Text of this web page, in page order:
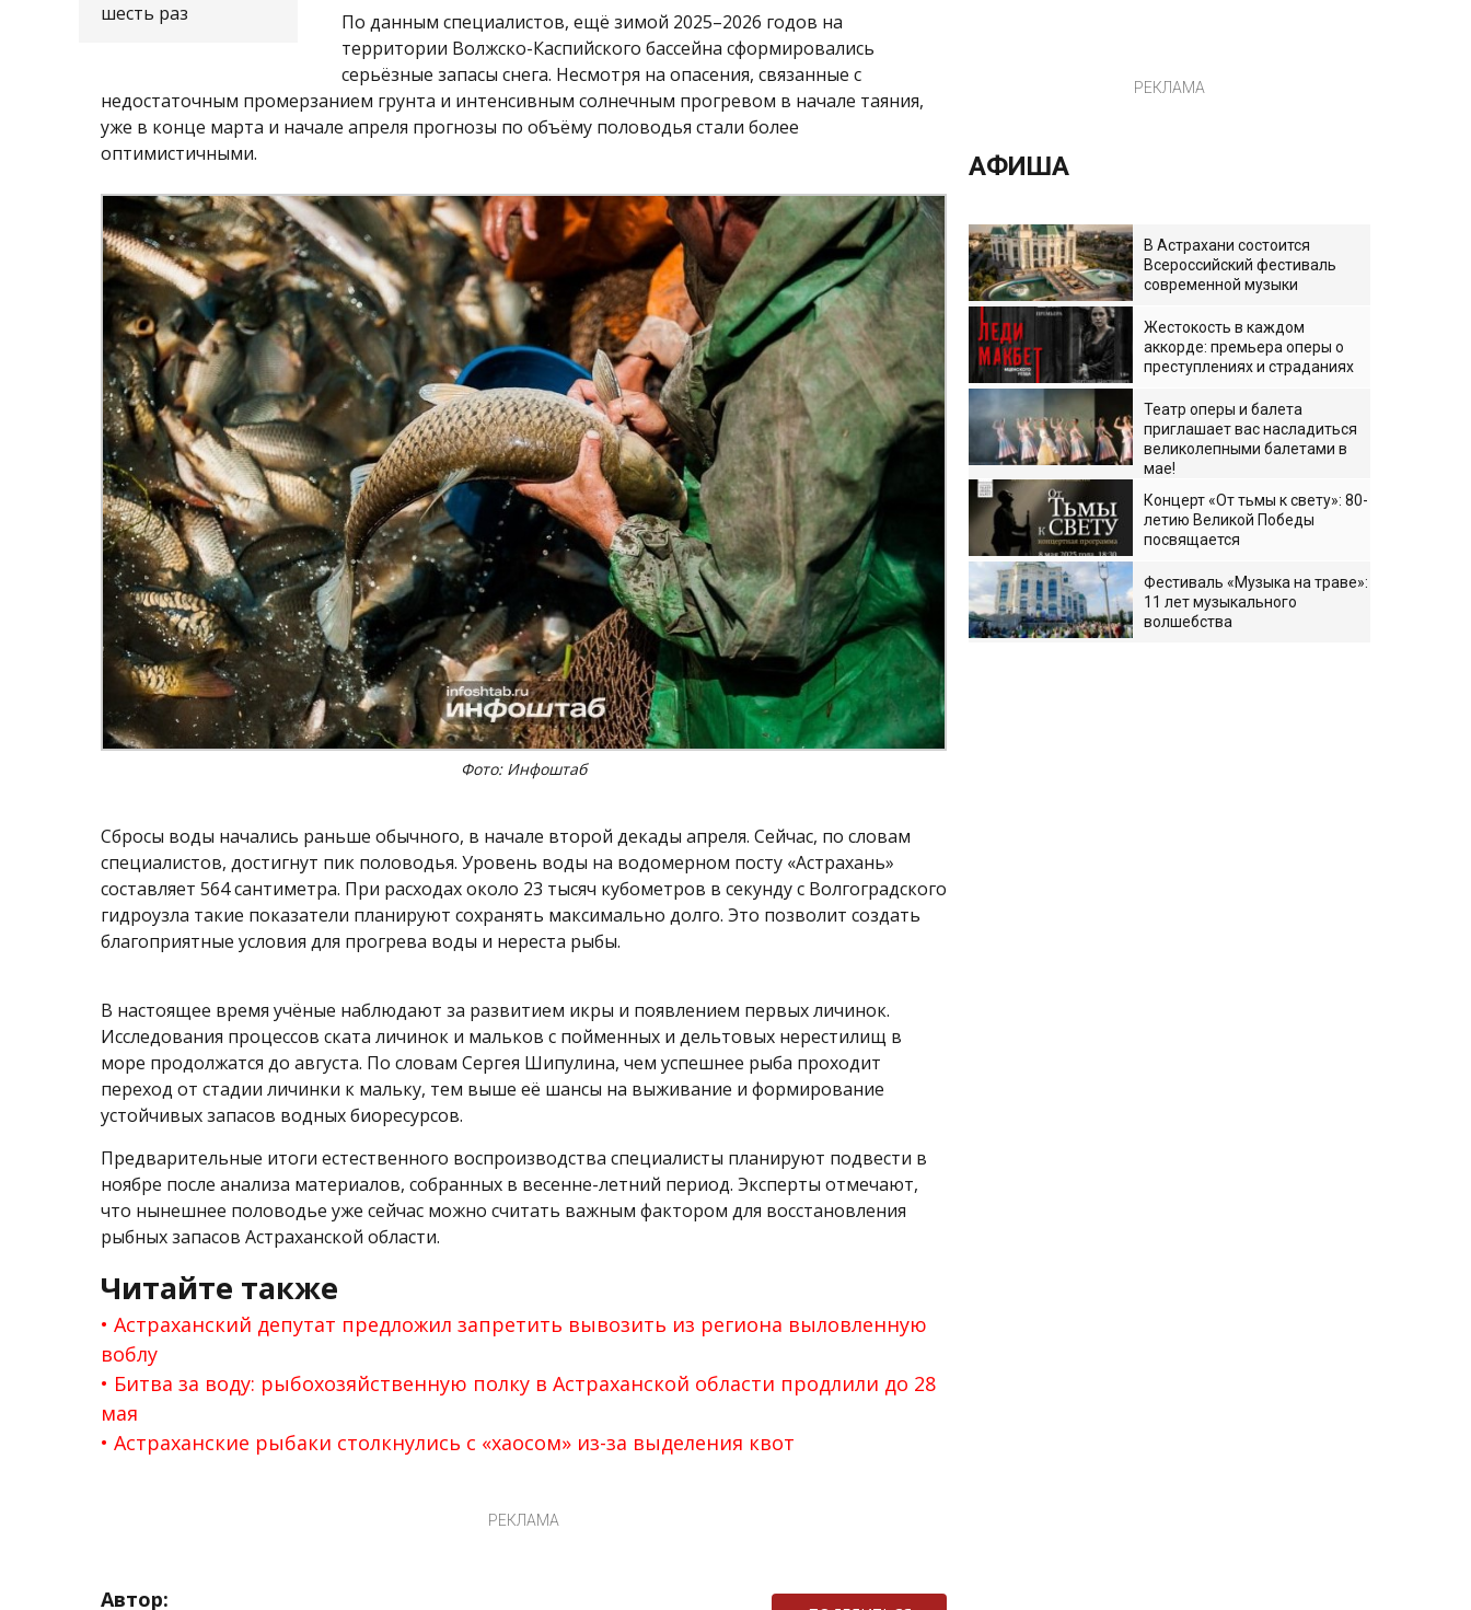
шесть раз
По данным специалистов, ещё зимой 2025–2026 годов на
территории Волжско-Каспийского бассейна сформировались
серьёзные запасы снега. Несмотря на опасения, связанные с
недостаточным промерзанием грунта и интенсивным солнечным прогревом в начале таяния,
уже в конце марта и начале апреля прогнозы по объёму половодья стали более
оптимистичными.
Фото: Инфоштаб
Сбросы воды начались раньше обычного, в начале второй декады апреля. Сейчас, по словам
специалистов, достигнут пик половодья. Уровень воды на водомерном посту «Астрахань»
составляет 564 сантиметра. При расходах около 23 тысяч кубометров в секунду с Волгоградского
гидроузла такие показатели планируют сохранять максимально долго. Это позволит создать
благоприятные условия для прогрева воды и нереста рыбы.
В настоящее время учёные наблюдают за развитием икры и появлением первых личинок.
Исследования процессов ската личинок и мальков с пойменных и дельтовых нерестилищ в
море продолжатся до августа. По словам Сергея Шипулина, чем успешнее рыба проходит
переход от стадии личинки к мальку, тем выше её шансы на выживание и формирование
устойчивых запасов водных биоресурсов.
Предварительные итоги естественного воспроизводства специалисты планируют подвести в
ноябре после анализа материалов, собранных в весенне-летний период. Эксперты отмечают,
что нынешнее половодье уже сейчас можно считать важным фактором для восстановления
рыбных запасов Астраханской области.
Читайте также
Астраханский депутат предложил запретить вывозить из региона выловленную
воблу
Битва за воду: рыбохозяйственную полку в Астраханской области продлили до 28
мая
Астраханские рыбаки столкнулись с «хаосом» из-за выделения квот
РЕКЛАМА
Автор:
РЕКЛАМА
АФИША
В Астрахани состоится
Всероссийский фестиваль
современной музыки
Жестокость в каждом
аккорде: премьера оперы о
преступлениях и страданиях
Театр оперы и балета
приглашает вас насладиться
великолепными балетами в
мае!
Концерт «От тьмы к свету»: 80-
летию Великой Победы
посвящается
Фестиваль «Музыка на траве»:
11 лет музыкального
волшебства